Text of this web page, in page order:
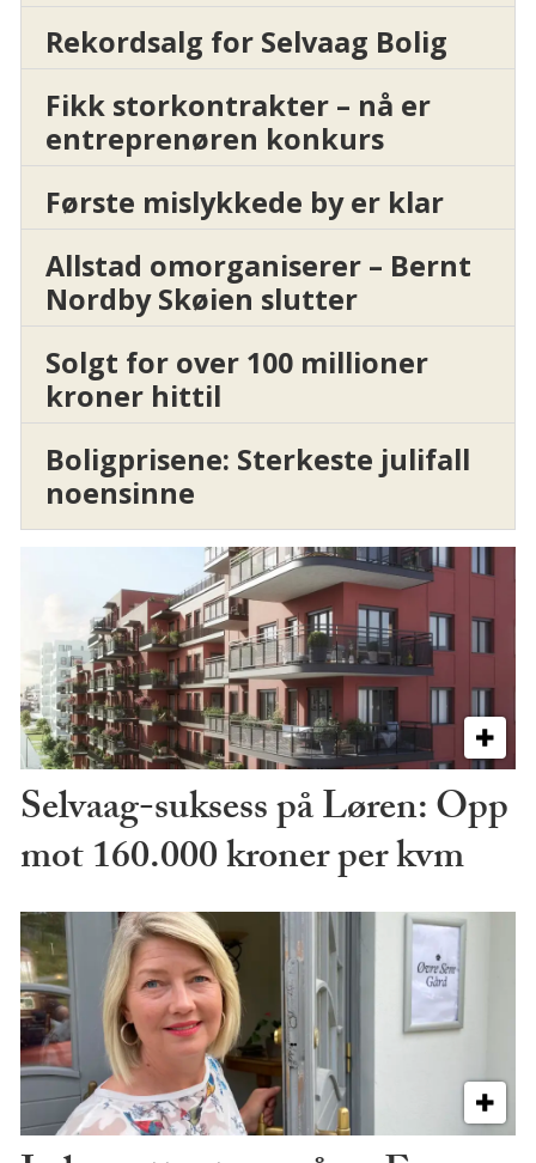
Rekordsalg for Selvaag Bolig
Fikk storkontrakter – nå er
entreprenøren konkurs
Første mislykkede by er klar
Allstad omorganiserer – Bernt
Nordby Skøien slutter
Solgt for over 100 millioner
kroner hittil
Boligprisene: Sterkeste julifall
noensinne
Selvaag-suksess på Løren: Opp
mot 160.000 kroner per kvm